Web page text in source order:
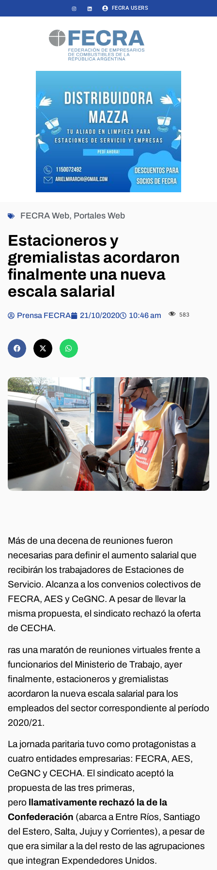
FECRA USERS
FECRA Web, Portales Web
Estacioneros y
gremialistas acordaron
finalmente una nueva
escala salarial
Prensa FECRA 21/10/2020 10:46 am 583
Más de una decena de reuniones fueron
necesarias para definir el aumento salarial que
recibirán los trabajadores de Estaciones de
Servicio. Alcanza a los convenios colectivos de
FECRA, AES y CeGNC. A pesar de llevar la
misma propuesta, el sindicato rechazó la oferta
de CECHA.
ras una maratón de reuniones virtuales frente a
funcionarios del Ministerio de Trabajo, ayer
finalmente, estacioneros y gremialistas
acordaron la nueva escala salarial para los
empleados del sector correspondiente al período
2020/21.
La jornada paritaria tuvo como protagonistas a
cuatro entidades empresarias: FECRA, AES,
CeGNC y CECHA. El sindicato aceptó la
propuesta de las tres primeras,
pero llamativamente rechazó la de la
Confederación (abarca a Entre Ríos, Santiago
del Estero, Salta, Jujuy y Corrientes), a pesar de
que era similar a la del resto de las agrupaciones
que integran Expendedores Unidos.